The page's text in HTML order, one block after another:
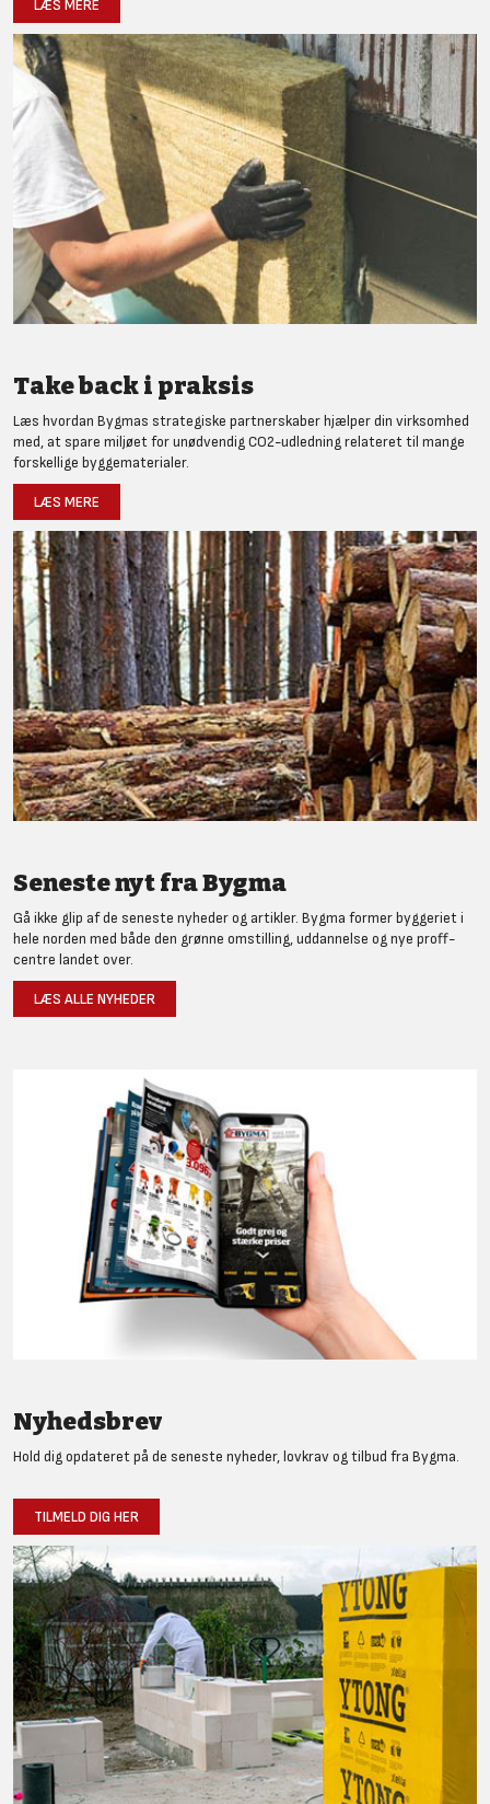
LÆS MERE
Take back i praksis
Læs hvordan Bygmas strategiske partnerskaber hjælper din virksomhed
med, at spare miljøet for unødvendig CO2-udledning relateret til mange
forskellige byggematerialer.
LÆS MERE
Seneste nyt fra Bygma
Gå ikke glip af de seneste nyheder og artikler. Bygma former byggeriet i
hele norden med både den grønne omstilling, uddannelse og nye proff-
centre landet over.
LÆS ALLE NYHEDER
Nyhedsbrev
Hold dig opdateret på de seneste nyheder, lovkrav og tilbud fra Bygma.
TILMELD DIG HER